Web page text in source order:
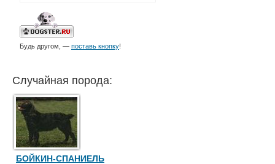
Будь другом, — поставь кнопку!
Случайная порода:
БОЙКИН-СПАНИЕЛЬ